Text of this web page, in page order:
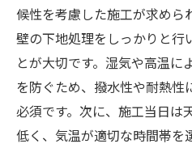
候性を考慮した施工が求めら
壁の下地処理をしっかりと行
とが大切です。湿気や高温に
を防ぐため、撥水性や耐熱
必須です。次に、施工当日は
低く、気温が適切な時間帯を